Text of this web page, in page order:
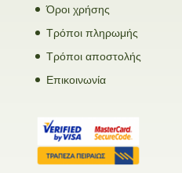
Όροι χρήσης
Τρόποι πληρωμής
Τρόποι αποστολής
Επικοινωνία